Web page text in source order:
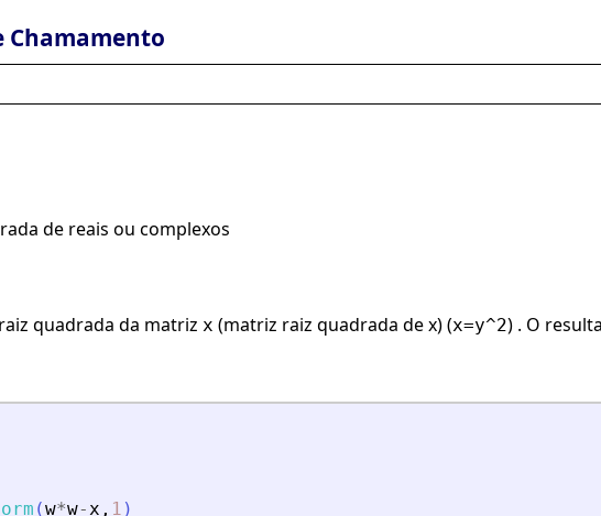
Chamamento
de reais ou complexos
quadrada da matriz x (matriz raiz quadrada de x) (x=y^2) . O
(w*w-x , 1 )